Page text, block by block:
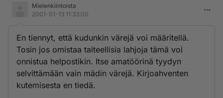
Mielenkiintoista
2001-01-13 11:33:00
En tiennyt, että kudunkin värejä voi määritellä.
Tosin jos omistaa taiteellisia lahjoja tämä voi
onnistua helpostikin. Itse amatöörinä tyydyn
selvittämään vain mädin värejä. Kirjoahventen
kutemisesta en tiedä.